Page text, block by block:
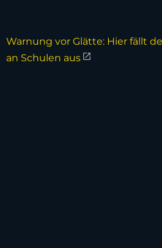
Warnung vor Glätte: Hier fällt
an Schulen aus